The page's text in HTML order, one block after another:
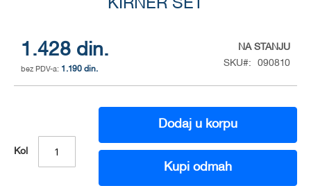
KIRNER SET
1.428 din.
1.190 din.
NA STANJU
SKU
090810
Kol
Dodaj u korpu
Kupi odmah
of
the
images
gallery